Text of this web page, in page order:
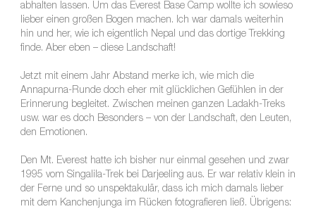
abhalten lassen. Um das Everest Base Camp wollte ich sowieso
lieber einen großen Bogen machen. Ich war damals weiterhin
hin und her, wie ich eigentlich Nepal und das dortige Trekking
finde. Aber eben – diese Landschaft!
Jetzt mit einem Jahr Abstand merke ich, wie mich die
Annapurna-Runde doch eher mit glücklichen Gefühlen in der
Erinnerung begleitet. Zwischen meinen ganzen Ladakh-Treks
usw. war es doch Besonders – von der Landschaft, den Leuten,
den Emotionen.
Den Mt. Everest hatte ich bisher nur einmal gesehen und zwar
1995 vom Singalila-Trek bei Darjeeling aus. Er war relativ klein in
der Ferne und so unspektakulär, dass ich mich damals lieber
mit dem Kanchenjunga im Rücken fotografieren ließ. Übrigens: